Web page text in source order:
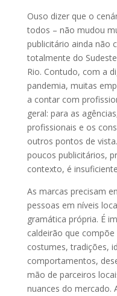
Ouso dizer que o
todos – não mudou
publicitário ainda não
totalmente do
Rio. Contudo, com a
pandemia, muitas
a contar com
geral: para as
profissionais e os
outros pontos de
poucos publicitários,
contexto, é
As marcas precisam
pessoas em níveis
gramática própria. É
caldeirão que
costumes, tradições,
comportamentos,
mão de parceiros
nuances do mercado.